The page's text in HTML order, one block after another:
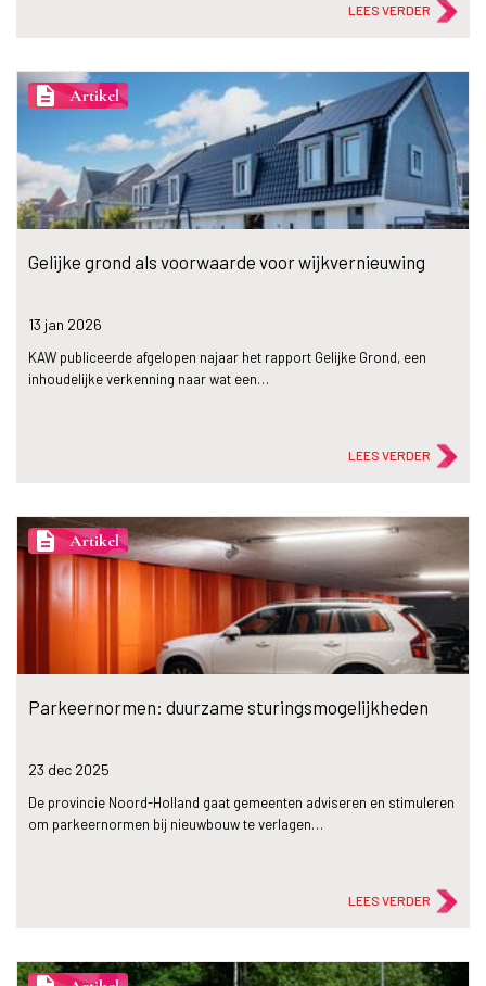
LEES VERDER
description Artikel
Gelijke grond als voorwaarde voor wijkvernieuwing
13 jan 2026
KAW publiceerde afgelopen najaar het rapport Gelijke Grond, een
inhoudelijke verkenning naar wat een…
LEES VERDER
description Artikel
Parkeernormen: duurzame sturingsmogelijkheden
23 dec 2025
De provincie Noord-Holland gaat gemeenten adviseren en stimuleren
om parkeernormen bij nieuwbouw te verlagen…
LEES VERDER